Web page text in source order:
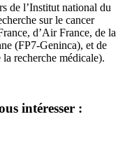
de l’Institut national du
sur le cancer
d’Air France, de la
(FP7-Geninca), et de
recherche médicale).
intéresser :